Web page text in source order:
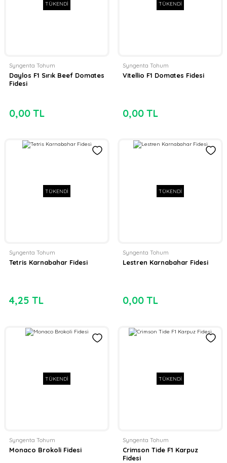
TÜKENDİ
Syngenta Tohum
Daylos F1 Sırık Beef Domates
Fidesi
0,00 TL
TÜKENDİ
Syngenta Tohum
Vitellio F1 Domates Fidesi
0,00 TL
TÜKENDİ
Syngenta Tohum
Tetris Karnabahar Fidesi
4,25 TL
TÜKENDİ
Syngenta Tohum
Lestren Karnabahar Fidesi
0,00 TL
TÜKENDİ
Syngenta Tohum
Monaco Brokoli Fidesi
TÜKENDİ
Syngenta Tohum
Crimson Tide F1 Karpuz
Fidesi